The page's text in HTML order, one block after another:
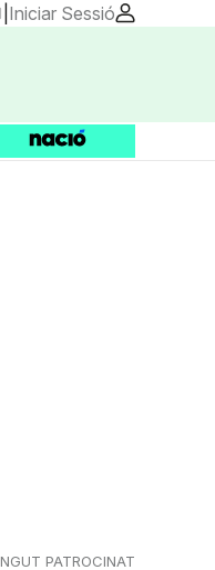
Iniciar Sessió
PATROCINAT